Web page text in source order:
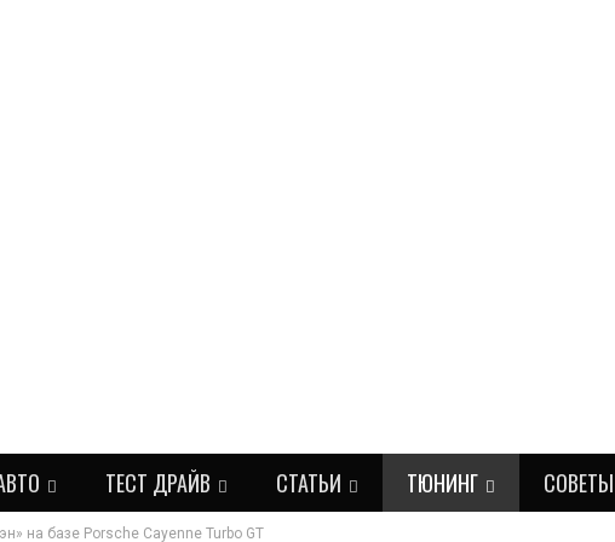
ТЕСТ ДРАЙВ СТАТЬИ ТЮНИНГ СОВЕТЫ
на базе Porsche Cayenne Turbo GT